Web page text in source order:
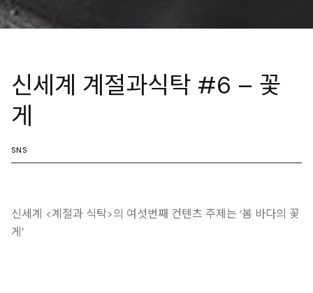
신세계 계절과식탁 #6 – 꽃
게
SNS
신세계 <계절과 식탁>의 여섯번째 컨텐츠 주제는 ‘봄 바다의 꽃
게’